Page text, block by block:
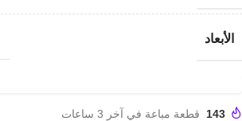
الأبعاد
143 قطعة مباعة في آخر 3 ساعات